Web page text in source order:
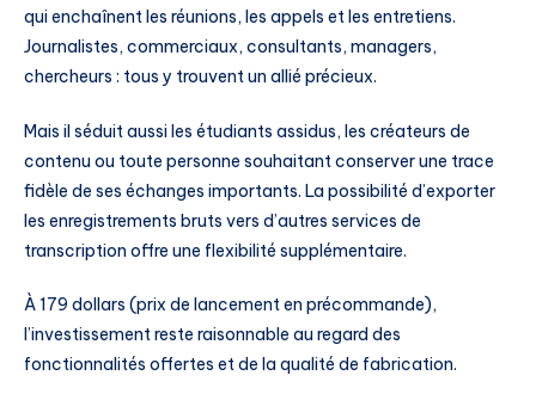
qui enchaînent les réunions, les appels et les entretiens.
Journalistes, commerciaux, consultants, managers,
chercheurs : tous y trouvent un allié précieux.
Mais il séduit aussi les étudiants assidus, les créateurs de
contenu ou toute personne souhaitant conserver une trace
fidèle de ses échanges importants. La possibilité d’exporter
les enregistrements bruts vers d’autres services de
transcription offre une flexibilité supplémentaire.
À 179 dollars (prix de lancement en précommande),
l’investissement reste raisonnable au regard des
fonctionnalités offertes et de la qualité de fabrication.